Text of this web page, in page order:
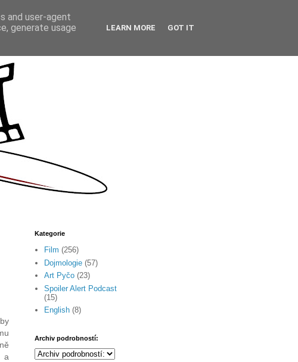
a
Kategorie
Film (256)
Dojmologie (57)
Art Pyčo (23)
Spoiler Alert Podcast
(15)
English (8)
Archiv podrobností:
and user-agent
generate usage
LEARN MORE GOT IT